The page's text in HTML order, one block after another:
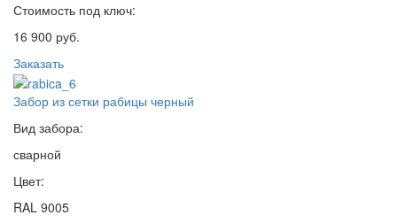
Стоимость под ключ:
16 900 руб.
Заказать
Забор из сетки рабицы черный
Вид забора:
сварной
Цвет:
RAL 9005